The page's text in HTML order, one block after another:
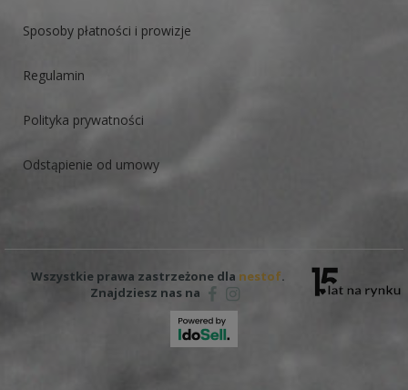
Sposoby płatności i prowizje
Regulamin
Polityka prywatności
Odstąpienie od umowy
Wszystkie prawa zastrzeżone dla nestof.
Znajdziesz nas na